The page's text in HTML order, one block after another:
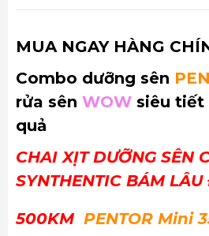
MUA NGAY HÀNG
Combo dưỡng sên
rửa sên WOW siêu tiết
quả
CHAI XỊT DƯỠNG SÊN
SYNTHENTIC BÁM
500KM PENTOR Mini